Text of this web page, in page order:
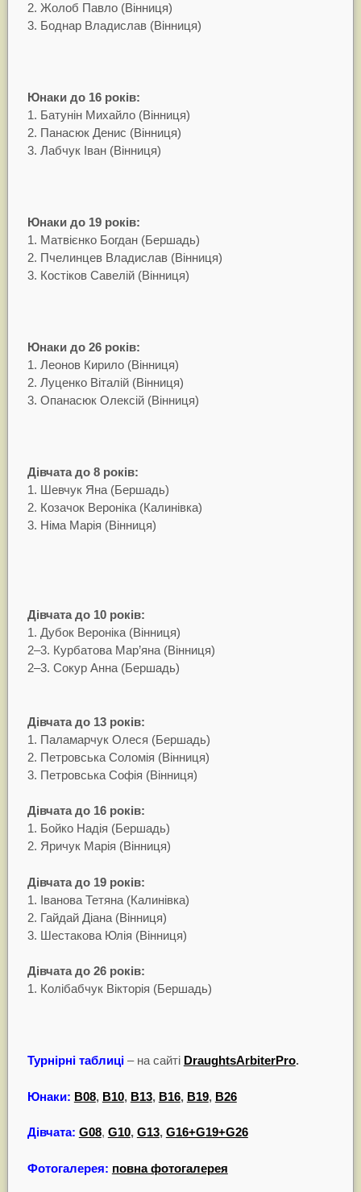
2. Жолоб Павло (Вінниця)
3. Боднар Владислав (Вінниця)
Юнаки до 16 років:
1. Батунін Михайло (Вінниця)
2. Панасюк Денис (Вінниця)
3. Лабчук Іван (Вінниця)
Юнаки до 19 років:
1. Матвієнко Богдан (Бершадь)
2. Пчелинцев Владислав (Вінниця)
3. Костіков Савелій (Вінниця)
Юнаки до 26 років:
1. Леонов Кирило (Вінниця)
2. Луценко Віталій (Вінниця)
3. Опанасюк Олексій (Вінниця)
Дівчата до 8 років:
1. Шевчук Яна (Бершадь)
2. Козачок Вероніка (Калинівка)
3. Німа Марія (Вінниця)
Дівчата до 10 років:
1. Дубок Вероніка (Вінниця)
2–3. Курбатова Мар’яна (Вінниця)
2–3. Сокур Анна (Бершадь)
Дівчата до 13 років:
1. Паламарчук Олеся (Бершадь)
2. Петровська Соломія (Вінниця)
3. Петровська Софія (Вінниця)
Дівчата до 16 років:
1. Бойко Надія (Бершадь)
2. Яричук Марія (Вінниця)
Дівчата до 19 років:
1. Іванова Тетяна (Калинівка)
2. Гайдай Діана (Вінниця)
3. Шестакова Юлія (Вінниця)
Дівчата до 26 років:
1. Колібабчук Вікторія (Бершадь)
Турнірні таблиці – на сайті DraughtsArbiterPro.
Юнаки: B08, B10, B13, B16, B19, B26
Дівчата: G08, G10, G13, G16+G19+G26
Фотогалерея: повна фотогалерея